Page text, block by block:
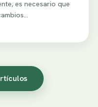
es necesario que